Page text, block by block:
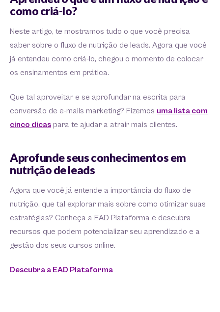
como criá-lo?
Neste artigo, te mostramos tudo o que você precisa
saber sobre o fluxo de nutrição de leads. Agora que você
já entendeu como criá-lo, chegou o momento de colocar
os ensinamentos em prática.
Que tal aproveitar e se aprofundar na escrita para
conversão de e-mails marketing? Fizemos uma lista com
cinco dicas para te ajudar a atrair mais clientes.
Aprofunde seus conhecimentos em
nutrição de leads
Agora que você já entende a importância do fluxo de
nutrição, que tal explorar mais sobre como otimizar suas
estratégias? Conheça a EAD Plataforma e descubra
recursos que podem potencializar seu aprendizado e a
gestão dos seus cursos online.
Descubra a EAD Plataforma